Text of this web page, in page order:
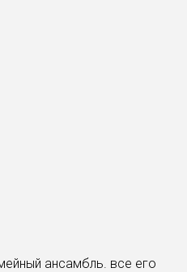
ансамбль. все его